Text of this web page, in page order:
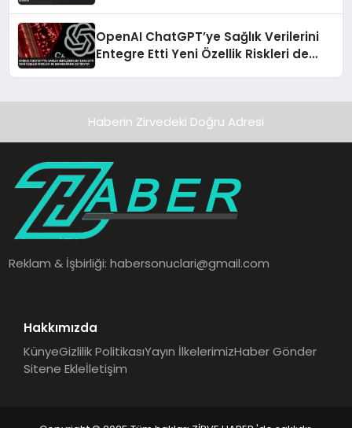
OpenAI ChatGPT’ye Sağlık Verilerini
Entegre Etti Yeni Özellik Riskleri de
Haberin Zirvedeki Doğru Adresi
Reklam & İşbirliği:habersonuclari@gmail.com
Hakkımızda
KünyeGizlilik PolitikasıYayın İlkelerimizHaber Gönder
Sitene Ekleİletişim